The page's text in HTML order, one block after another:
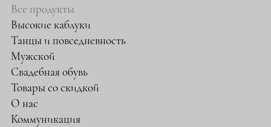
Все продукты
Высокие каблуки
Танцы и повседневность
Мужской
Свадебная обувь
Товары со скидкой
О нас
Коммуникация